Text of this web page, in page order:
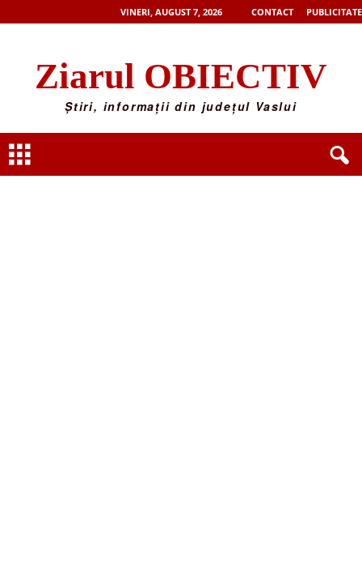
VINERI, AUGUST 7, 2026 CONTACT PUBLICITATE
Ziarul OBIECTIV
Știri, informații din județul Vaslui